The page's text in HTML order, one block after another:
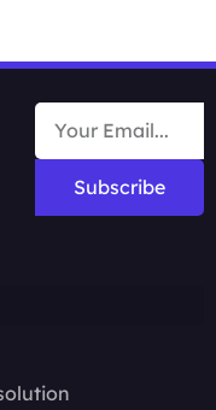
Subscribe